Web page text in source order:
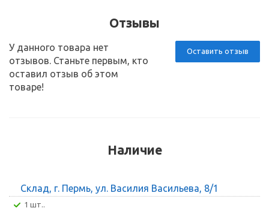
Отзывы
Оставить отзыв
У данного товара нет
отзывов. Станьте первым, кто
оставил отзыв об этом
товаре!
Наличие
Склад, г. Пермь, ул. Василия Васильева, 8/1
1 шт..